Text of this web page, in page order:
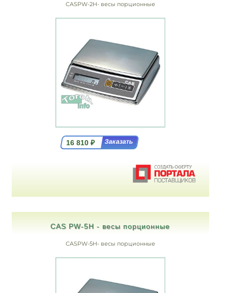
CASPW-2H- весы порционные
16 810₽
CAS PW-5H - весы порционные
CASPW-5H- весы порционные